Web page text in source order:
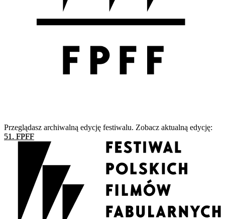
Przeglądasz archiwalną edycję festiwalu. Zobacz aktualną edycję:
51. FPFF